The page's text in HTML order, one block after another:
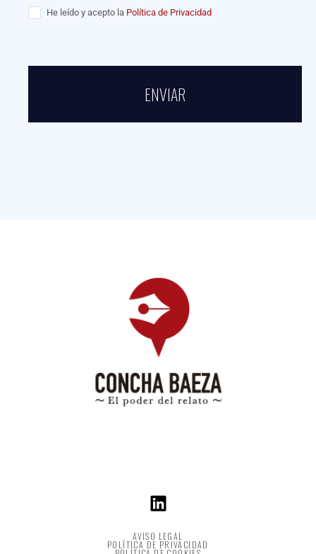
He leído y acepto la Política de Privacidad
ENVIAR
AVISO LEGAL
POLÍTICA DE PRIVACIDAD